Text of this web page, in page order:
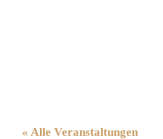
« Alle Veranstaltungen